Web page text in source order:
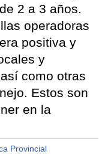
2 a 3 años.
operadoras
positiva y
y
como otras
Estos son
en la
Provincial